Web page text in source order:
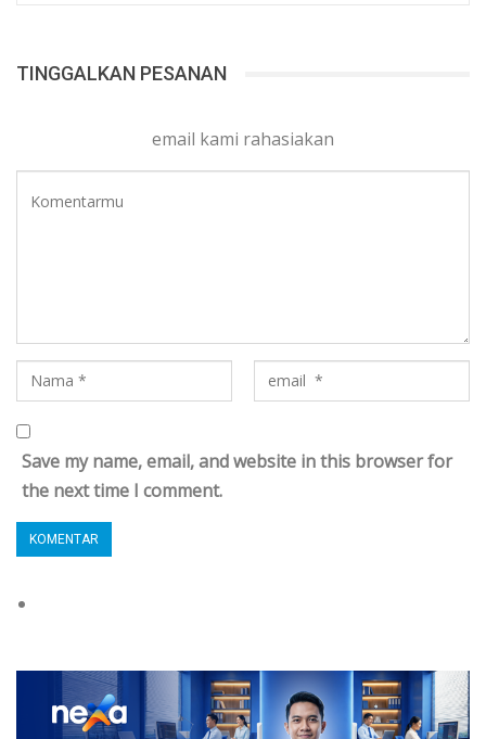
TINGGALKAN PESANAN
email kami rahasiakan
Save my name, email, and website in this browser for
the next time I comment.